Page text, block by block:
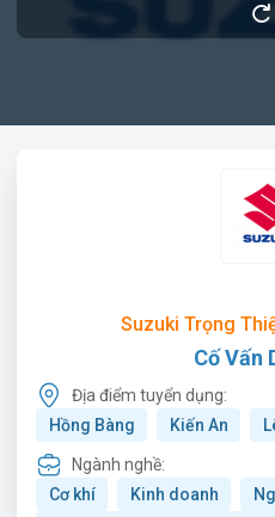
Suzuki Trọng
Cố Vấn
Địa điểm tuyển dụng:
Hồng Bàng
Kiến An
Ngành nghề:
Cơ khí
Kinh doanh